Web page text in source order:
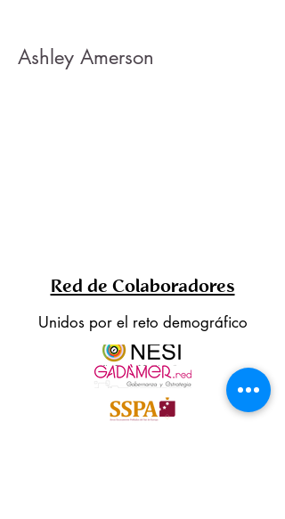
Ashley Amerson
Red de Colaboradores
Unidos por el reto demográfico